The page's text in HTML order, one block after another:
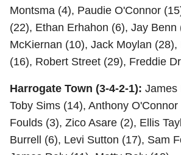
Montsma (4), Paudie O'Connor
(22), Ethan Erhahon (6), Jay Benn
McKiernan (10), Jack Moylan
(16), Robert Street (29), Freddie
Harrogate Town (3-4-2-1): James
Toby Sims (14), Anthony
Foulds (3), Zico Asare (2), Ellis
Burrell (6), Levi Sutton (17), Sam